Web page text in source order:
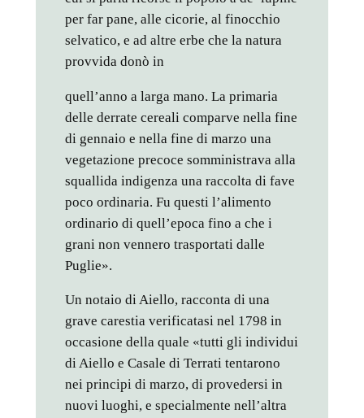
per far pane, alle cicorie, al finocchio
selvatico, e ad altre erbe che la natura
provvida donò in
quell’anno a larga mano. La primaria
delle derrate cereali comparve nella fine
di gennaio e nella fine di marzo una
vegetazione precoce somministrava alla
squallida indigenza una raccolta di fave
poco ordinaria. Fu questi l’alimento
ordinario di quell’epoca fino a che i
grani non vennero trasportati dalle
Puglie».
Un notaio di Aiello, racconta di una
grave carestia verificatasi nel 1798 in
occasione della quale «tutti gli individui
di Aiello e Casale di Terrati tentarono
nei principi di marzo, di provedersi in
nuovi luoghi, e specialmente nell’altra